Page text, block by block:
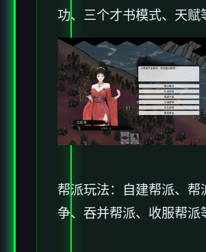
功、三个才书模式、天赋
帮派玩法：自建帮派、帮
争、吞并帮派、收服帮派